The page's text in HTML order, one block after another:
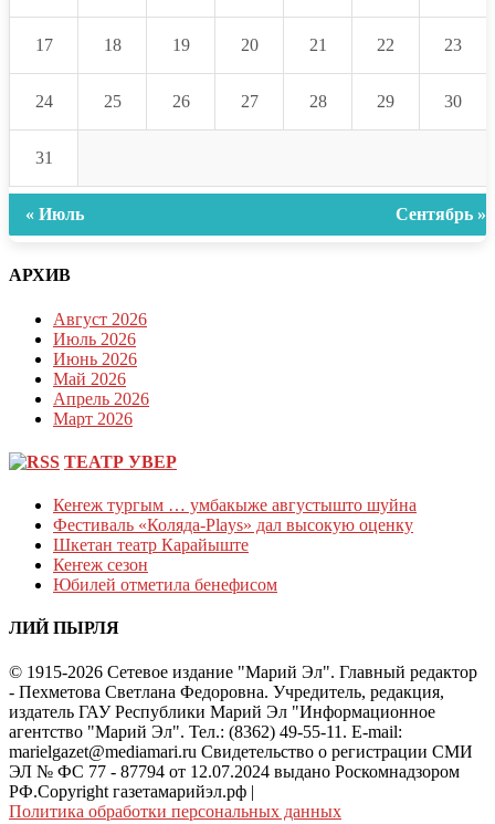
17 18 19 20 21 22 23
24 25 26 27 28 29 30
31
« Июль Сентябрь »
АРХИВ
Август 2026
Июль 2026
Июнь 2026
Май 2026
Апрель 2026
Март 2026
ТЕАТР УВЕР
Кеҥеж тургым … умбакыже августышто шуйна
Фестиваль «Коляда-Plays» дал высокую оценку
Шкетан театр Карайыште
Кеҥеж сезон
Юбилей отметила бенефисом
ЛИЙ ПЫРЛЯ
© 1915-2026 Сетевое издание "Марий Эл". Главный редактор
- Пехметова Светлана Федоровна. Учредитель, редакция,
издатель ГАУ Республики Марий Эл "Информационное
агентство "Марий Эл". Тел.: (8362) 49-55-11. E-mail:
marielgazet@mediamari.ru Свидетельство о регистрации СМИ
ЭЛ № ФС 77 - 87794 от 12.07.2024 выдано Роскомнадзором
РФ.Copyright газетамарийэл.рф |
Политика обработки персональных данных